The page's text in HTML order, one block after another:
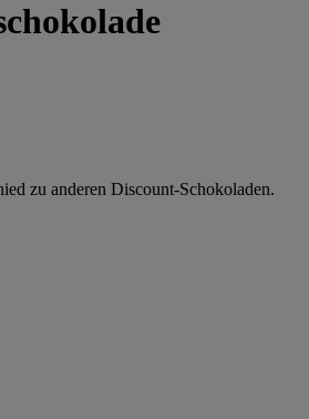
zu anderen Discount-Schokoladen.